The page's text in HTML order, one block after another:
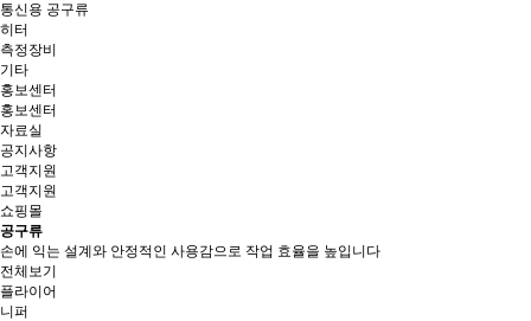
통신용 공구류
히터
측정장비
기타
홍보센터
홍보센터
자료실
공지사항
고객지원
고객지원
쇼핑몰
공구류
손에 익는 설계와 안정적인 사용감으로 작업 효율을 높입니다
전체보기
플라이어
니퍼